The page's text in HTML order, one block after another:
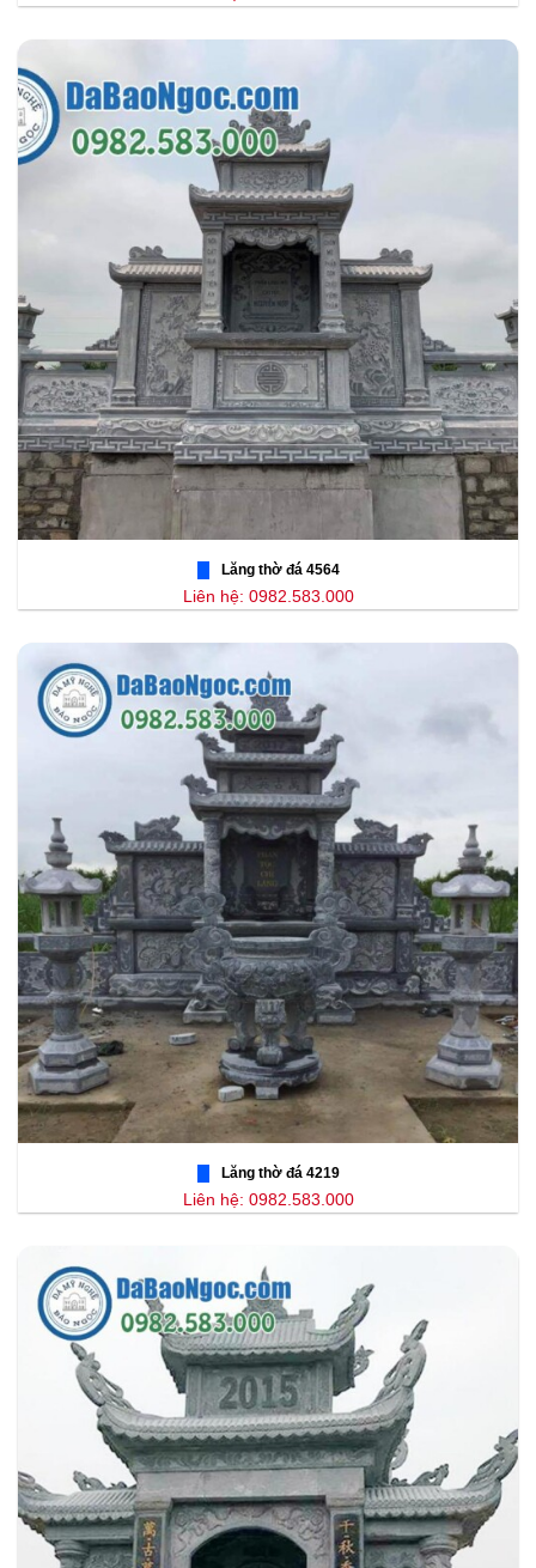
Lăng thờ đá 4564
Liên hệ: 0982.583.000
Lăng thờ đá 4219
Liên hệ: 0982.583.000